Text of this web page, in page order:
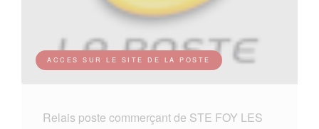
ACCES SUR LE SITE DE LA POSTE
Relais poste commerçant de STE FOY LES